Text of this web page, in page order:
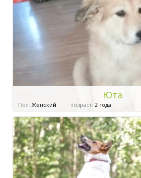
Юта
Пол: Женский Возраст: 2 года